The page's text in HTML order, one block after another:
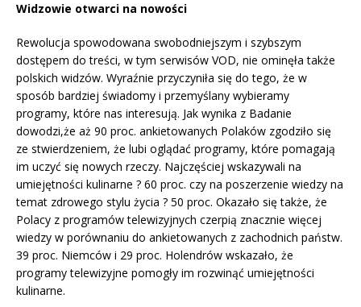
Widzowie otwarci na nowości
Rewolucja spowodowana swobodniejszym i szybszym
dostępem do treści, w tym serwisów VOD, nie ominęła także
polskich widzów. Wyraźnie przyczyniła się do tego, że w
sposób bardziej świadomy i przemyślany wybieramy
programy, które nas interesują. Jak wynika z Badanie
dowodzi,że aż 90 proc. ankietowanych Polaków zgodziło się
ze stwierdzeniem, że lubi oglądać programy, które pomagają
im uczyć się nowych rzeczy. Najczęściej wskazywali na
umiejętności kulinarne ? 60 proc. czy na poszerzenie wiedzy na
temat zdrowego stylu życia ? 50 proc. Okazało się także, że
Polacy z programów telewizyjnych czerpią znacznie więcej
wiedzy w porównaniu do ankietowanych z zachodnich państw.
39 proc. Niemców i 29 proc. Holendrów wskazało, że
programy telewizyjne pomogły im rozwinąć umiejętności
kulinarne.